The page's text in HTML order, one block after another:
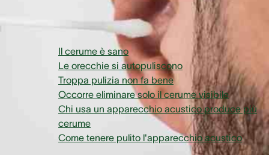
Panoramica
Il cerume è sano
Le orecchie si autopuliscono
Troppa pulizia non fa bene
Occorre eliminare solo il cerume visibile
Chi usa un apparecchio acustico produce più
cerume
Come tenere pulito l'apparecchio acustico